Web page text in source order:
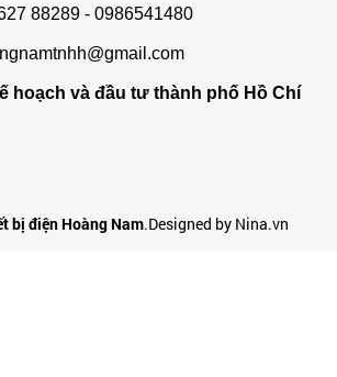
88289 - 0986541480
hoạch và đầu tư thành phố Hồ Chí
bị điện Hoàng Nam.Designed by Nina.vn